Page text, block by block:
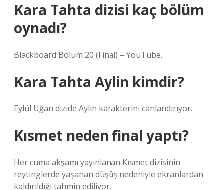
Kara Tahta dizisi kaç bölüm
oynadı?
Blackboard Bölüm 20 (Final) – YouTube.
Kara Tahta Aylin kimdir?
Eylül Uğan dizide Aylin karakterini canlandırıyor.
Kısmet neden final yaptı?
Her cuma akşamı yayınlanan Kısmet dizisinin
reytinglerde yaşanan düşüş nedeniyle ekranlardan
kaldırıldığı tahmin ediliyor.